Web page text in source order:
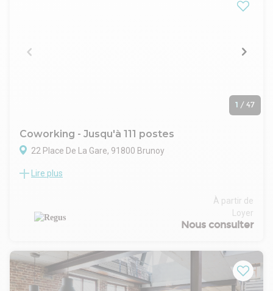
1 / 47
Coworking - Jusqu'à 111 postes
22 Place De La Gare, 91800 Brunoy
L’immeuble accueille ces espaces dans un cadre moderne et
aménagements contemporains de qualité. Conçu pour offrir
confort et efficacité, il propose une combinaison équilibrée
de bureaux, d’espaces de coworking et de services annexes,
environnement bien desservi et dynamique, à proximité
d’axes de transport majeurs facilitant l’accès au cœur de la
métropole, l’actif bénéficie d’un positionnement stratégique
Lire plus
À partir de
Loyer
Nous consulter